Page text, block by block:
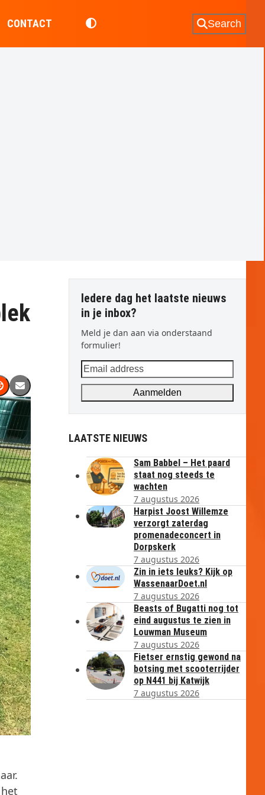
CONTACT Search
Iedere dag het laatste nieuws
in je inbox?
Meld je dan aan via onderstaand
formulier!
Email
address
Aanmelden
LAATSTE NIEUWS
Sam Babbel – Het paard
staat nog steeds te
wachten
7 augustus 2026
Harpist Joost Willemze
verzorgt zaterdag
promenadeconcert in
Dorpskerk
7 augustus 2026
Zin in iets leuks? Kijk op
WassenaarDoet.nl
7 augustus 2026
Beasts of Bugatti nog tot
eind augustus te zien in
Louwman Museum
7 augustus 2026
Fietser ernstig gewond na
botsing met scooterrijder
op N441 bij Katwijk
7 augustus 2026